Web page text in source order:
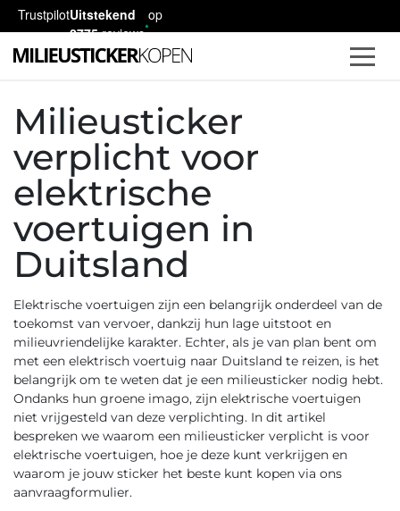
TrustpilotUitstekend
2775reviews
op
Milieusticker
verplicht voor
elektrische
voertuigen in
Duitsland
Elektrische voertuigen zijn een belangrijk onderdeel van de
toekomst van vervoer, dankzij hun lage uitstoot en
milieuvriendelijke karakter. Echter, als je van plan bent om
met een elektrisch voertuig naar Duitsland te reizen, is het
belangrijk om te weten dat je een milieusticker nodig hebt.
Ondanks hun groene imago, zijn elektrische voertuigen
niet vrijgesteld van deze verplichting. In dit artikel
bespreken we waarom een milieusticker verplicht is voor
elektrische voertuigen, hoe je deze kunt verkrijgen en
waarom je jouw sticker het beste kunt kopen via ons
aanvraagformulier.